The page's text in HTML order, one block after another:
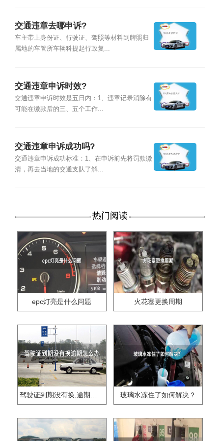
交通违章去哪申诉?
车主带上身份证、行驶证、驾照等材料到牌照归
属地的车管所车辆科提起行政复...
交通违章申诉时效?
交通违章申诉时效是五日内：1、违章记录消除有
可能在缴款后的三、五个工作...
交通违章申诉成功吗?
交通违章申诉成功标准：1、在申诉前先将罚款缴
清，再去当地的交通支队了解...
热门阅读
epc灯亮是什么问题 火花塞更换周期
驾驶证到期没有换,逾期怎么办?? 玻璃水冻住了如何解决？